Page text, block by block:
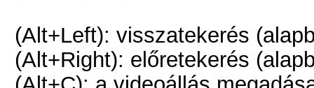
(Alt+Left): visszatekerés
(Alt+Right): előretekerés